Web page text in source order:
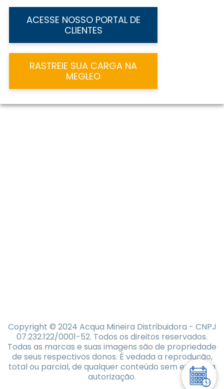
ACESSE NOSSO PORTAL DE
CLIENTES
RASTREIE SUA CARGA NA
MEGLEO
Copyright © 2024 Acqua Mineira Distribuidora - CNPJ
07.232.122/0001-52. Todos os direitos reservados.
Todas as marcas e suas imagens são de propriedade
de seus respectivos donos. É vedada a reprodução,
total ou parcial, de qualquer conteúdo sem expressa
autorização.